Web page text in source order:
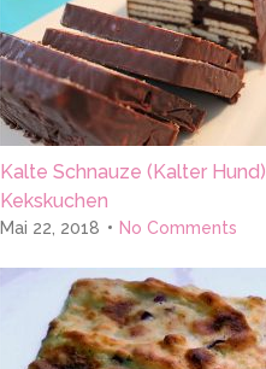
Kalte Schnauze (Kalter Hund)
Kekskuchen
Mai 22, 2018 No Comments